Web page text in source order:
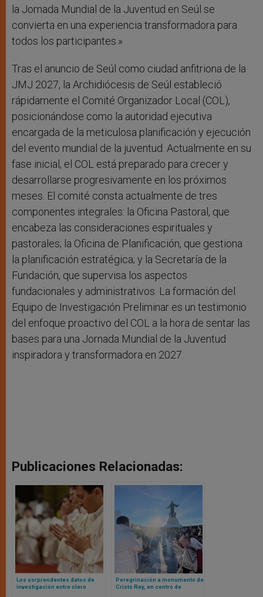
la Jornada Mundial de la Juventud en Seúl se
convierta en una experiencia transformadora para
todos los participantes.»
Tras el anuncio de Seúl como ciudad anfitriona de la
JMJ 2027, la Archidiócesis de Seúl estableció
rápidamente el Comité Organizador Local (COL),
posicionándose como la autoridad ejecutiva
encargada de la meticulosa planificación y ejecución
del evento mundial de la juventud. Actualmente en su
fase inicial, el COL está preparado para crecer y
desarrollarse progresivamente en los próximos
meses. El comité consta actualmente de tres
componentes integrales: la Oficina Pastoral, que
encabeza las consideraciones espirituales y
pastorales; la Oficina de Planificación, que gestiona
la planificación estratégica; y la Secretaría de la
Fundación, que supervisa los aspectos
fundacionales y administrativos. La formación del
Equipo de Investigación Preliminar es un testimonio
del enfoque proactivo del COL a la hora de sentar las
bases para una Jornada Mundial de la Juventud
inspiradora y transformadora en 2027.
Publicaciones Relacionadas:
Los sorprendentes datos de
investigación entre clero
Peregrinación a monumento de
Cristo Rey, en centro de